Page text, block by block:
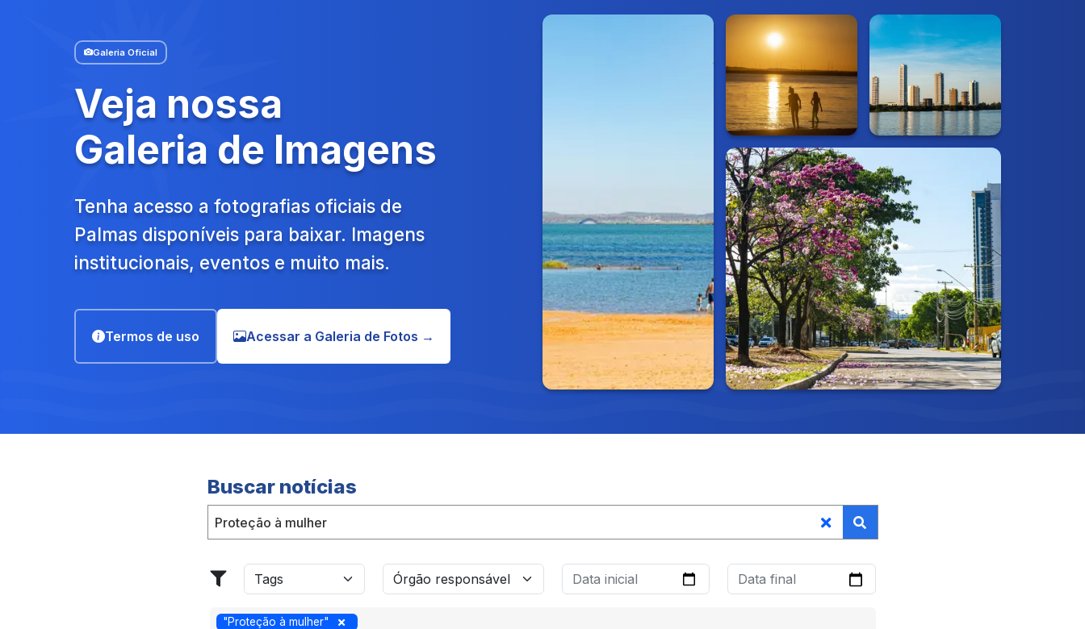
Galeria Oficial
Veja nossa
Galeria de Imagens
Tenha acesso a fotografias oficiais de
Palmas disponíveis para baixar. Imagens
institucionais, eventos e muito mais.
Termos de uso Acessar a Galeria de Fotos →
Buscar notícias
"Proteção à mulher"